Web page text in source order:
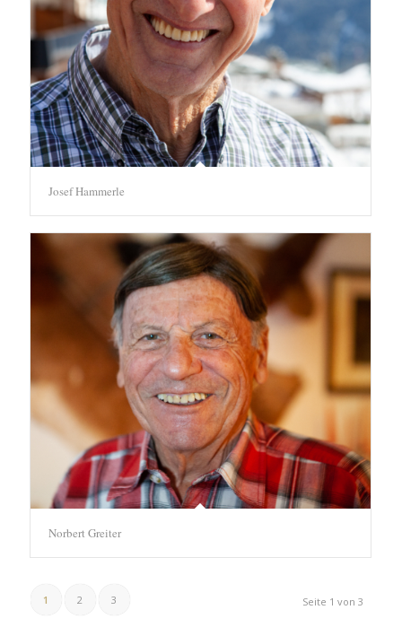
Josef Hammerle
Norbert Greiter
Seite 1 von 3
1 2 3